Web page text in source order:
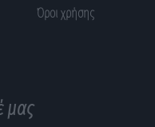
Όροι χρήσης
μας